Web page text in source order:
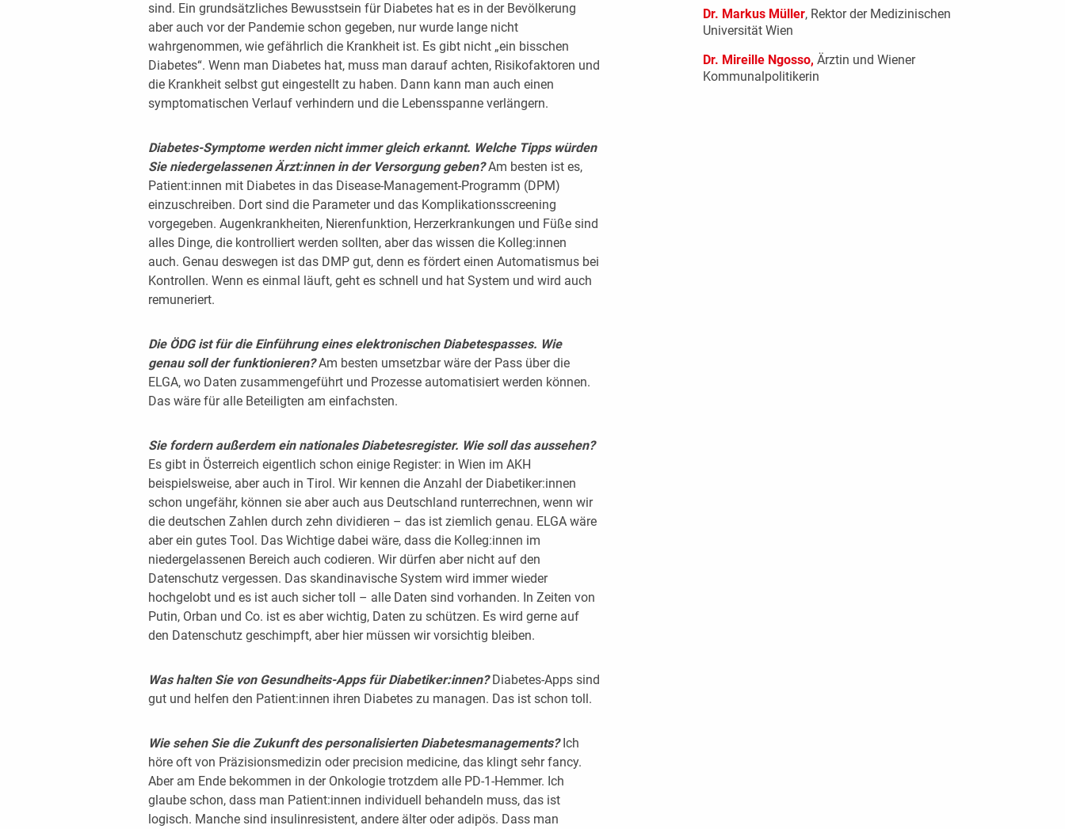
sind. Ein grundsätzliches Bewusstsein für Diabetes hat es in der Bevölkerung
aber auch vor der Pandemie schon gegeben, nur wurde lange nicht
wahrgenommen, wie gefährlich die Krankheit ist. Es gibt nicht „ein bisschen
Diabetes“. Wenn man Diabetes hat, muss man darauf achten, Risikofaktoren und
die Krankheit selbst gut eingestellt zu haben. Dann kann man auch einen
symptomatischen Verlauf verhindern und die Lebensspanne verlängern.
Diabetes-Symptome werden nicht immer gleich erkannt. Welche Tipps würden
Sie niedergelassenen Ärzt:innen in der Versorgung geben?Am besten ist es,
Patient:innen mit Diabetes in das Disease-Management-Programm (DPM)
einzuschreiben. Dort sind die Parameter und das Komplikationsscreening
vorgegeben. Augenkrankheiten, Nierenfunktion, Herzerkrankungen und Füße sind
alles Dinge, die kontrolliert werden sollten, aber das wissen die Kolleg:innen
auch. Genau deswegen ist das DMP gut, denn es fördert einen Automatismus bei
Kontrollen. Wenn es einmal läuft, geht es schnell und hat System und wird auch
remuneriert.
Die ÖDG ist für die Einführung eines elektronischen Diabetespasses. Wie
genau soll der funktionieren? Am besten umsetzbar wäre der Pass über die
ELGA, wo Daten zusammengeführt und Prozesse automatisiert werden können.
Das wäre für alle Beteiligten am einfachsten.
Sie fordern außerdem ein nationales Diabetesregister. Wie soll das aussehen?
Es gibt in Österreich eigentlich schon einige Register: in Wien im AKH
beispielsweise, aber auch in Tirol. Wir kennen die Anzahl der Diabetiker:innen
schon ungefähr, können sie aber auch aus Deutschland runterrechnen, wenn wir
die deutschen Zahlen durch zehn dividieren – das ist ziemlich genau. ELGA wäre
aber ein gutes Tool. Das Wichtige dabei wäre, dass die Kolleg:innen im
niedergelassenen Bereich auch codieren. Wir dürfen aber nicht auf den
Datenschutz vergessen. Das skandinavische System wird immer wieder
hochgelobt und es ist auch sicher toll – alle Daten sind vorhanden. In Zeiten von
Putin, Orban und Co. ist es aber wichtig, Daten zu schützen. Es wird gerne auf
den Datenschutz geschimpft, aber hier müssen wir vorsichtig bleiben.
Was halten Sie von Gesundheits-Apps für Diabetiker:innen? Diabetes-Apps sind
gut und helfen den Patient:innen ihren Diabetes zu managen. Das ist schon toll.
Wie sehen Sie die Zukunft des personalisierten Diabetesmanagements?Ich
höre oft von Präzisionsmedizin oder precision medicine, das klingt sehr fancy.
Aber am Ende bekommen in der Onkologie trotzdem alle PD-1-Hemmer. Ich
glaube schon, dass man Patient:innen individuell behandeln muss, das ist
logisch. Manche sind insulinresistent, andere älter oder adipös. Dass man
Dr. Markus Müller, Rektor der Medizinischen
Universität Wien
Dr. Mireille Ngosso, Ärztin und Wiener
Kommunalpolitikerin